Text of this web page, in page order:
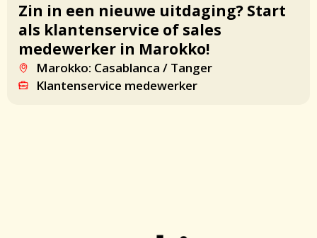
Zin in een nieuwe uitdaging? Start
als klantenservice of sales
medewerker in Marokko!
Marokko: Casablanca / Tanger
Klantenservice medewerker